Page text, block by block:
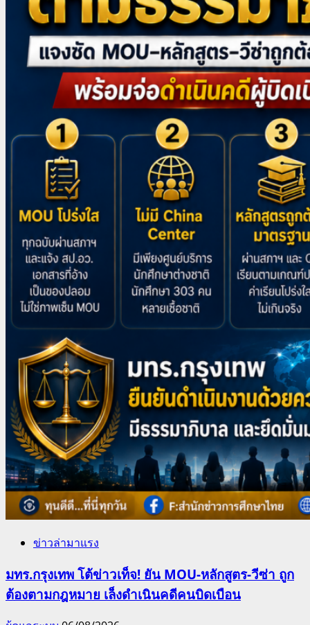
ข่าวล่ามาแรง
มทร.กรุงเทพ โต้ข่าวเท็จ! ยัน MOU-หลักสูตร-วีซ่า ถูก
ต้องตามกฎหมาย เล็งดำเนินคดีคนบิดเบือน